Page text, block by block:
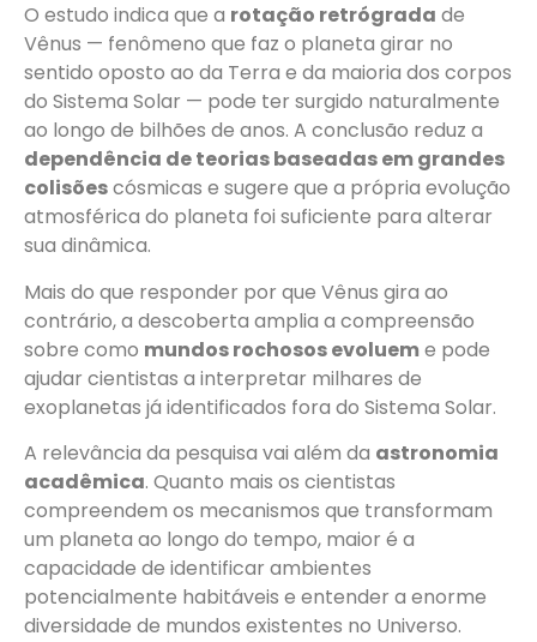
O estudo indica que a rotação retrógrada de
Vênus — fenômeno que faz o planeta girar no
sentido oposto ao da Terra e da maioria dos corpos
do Sistema Solar — pode ter surgido naturalmente
ao longo de bilhões de anos. A conclusão reduz a
dependência de teorias baseadas em grandes
colisõescósmicas e sugere que a própria evolução
atmosférica do planeta foi suficiente para alterar
sua dinâmica.
Mais do que responder por que Vênus gira ao
contrário, a descoberta amplia a compreensão
sobre como mundos rochosos evolueme pode
ajudar cientistas a interpretar milhares de
exoplanetas já identificados fora do Sistema Solar.
A relevância da pesquisa vai além da astronomia
acadêmica. Quanto mais os cientistas
compreendem os mecanismos que transformam
um planeta ao longo do tempo, maior é a
capacidade de identificar ambientes
potencialmente habitáveis e entender a enorme
diversidade de mundos existentes no Universo.